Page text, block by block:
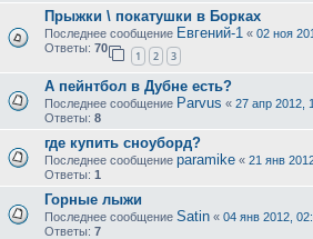
Прыжки \ покатушки в Борках
Последнее сообщение Евгений-1 « 02 ноя
Ответы: 70
1 2 3
А пейнтбол в Дубне есть?
Последнее сообщение Parvus « 27 апр 2012,
Ответы: 8
где купить сноуборд?
Последнее сообщение paramike « 21 янв
Ответы: 1
Горные лыжи
Последнее сообщение Satin « 04 янв 2012,
Ответы: 7